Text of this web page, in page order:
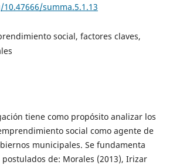
summa.5.1.13
social, factores claves,
tiene como propósito analizar los
social como agente de
municipales. Se fundamenta
de: Morales (2013), Irizar